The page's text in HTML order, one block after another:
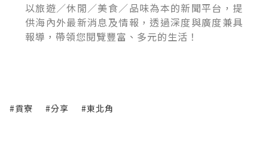
以旅遊／休閒／美食／品味為本的新聞平台，提
供海內外最新消息及情報，透過深度與廣度兼具
報導，帶領您閱覽豐富、多元的生活！
#貢寮 #分享 #東北角